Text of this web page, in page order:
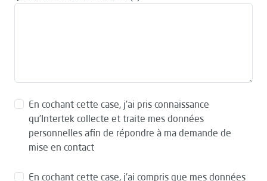
En cochant cette case, j’ai pris connaissance
qu’Intertek collecte et traite mes données
personnelles afin de répondre à ma demande de
mise en contact
En cochant cette case, j’ai compris que mes données